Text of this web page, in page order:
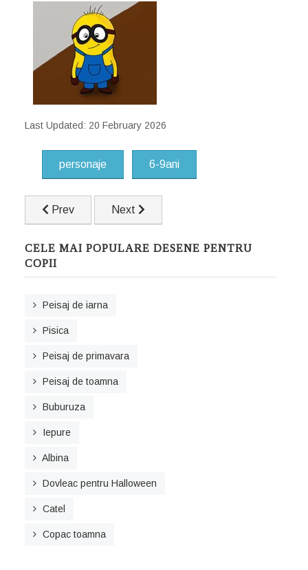
Last Updated: 20 February 2026
personaje 6-9ani
Previous article: Minion
Prev Next article: Melc
Next
CELE MAI POPULARE DESENE PENTRU
COPII
Peisaj de iarna
Pisica
Peisaj de primavara
Peisaj de toamna
Buburuza
Iepure
Albina
Dovleac pentru Halloween
Catel
Copac toamna